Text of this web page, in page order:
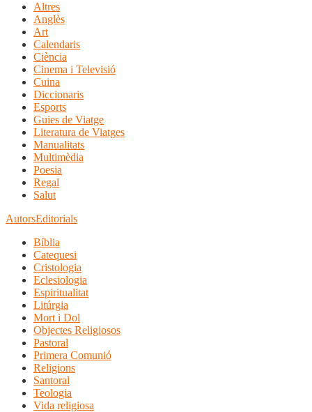
Altres
Anglès
Art
Calendaris
Ciència
Cinema i Televisió
Cuina
Diccionaris
Esports
Guies de Viatge
Literatura de Viatges
Manualitats
Multimèdia
Poesia
Regal
Salut
AutorsEditorials
Bíblia
Catequesi
Cristologia
Eclesiologia
Espiritualitat
Litúrgia
Mort i Dol
Objectes Religiosos
Pastoral
Primera Comunió
Religions
Santoral
Teologia
Vida religiosa